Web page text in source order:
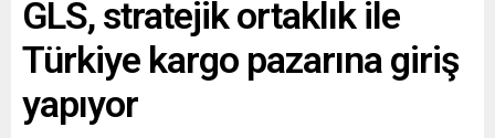
GLS, stratejik ortaklık ile
Türkiye kargo pazarına giriş
yapıyor